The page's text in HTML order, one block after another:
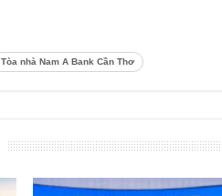
Tòa nhà Nam A Bank Cần Thơ